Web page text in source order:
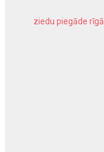
ziedu piegāde rīgā